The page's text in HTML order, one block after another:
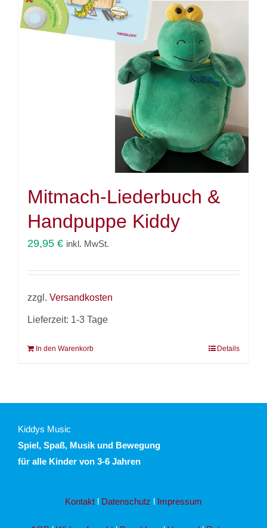
Mitmach-Liederbuch &
Handpuppe Kiddy
29,95 € inkl. MwSt.
zzgl. Versandkosten
Lieferzeit: 1-3 Tage
In den Warenkorb Details
Kiddys Music
Spiel, Spaß, Musik und Bewegung
für alle Kinder von 3-6 Jahren
Kontakt l Datenschutz l Impressum